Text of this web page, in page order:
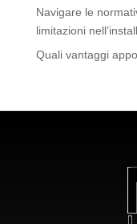
Navigare le
limitazioni
Quali vantaggi